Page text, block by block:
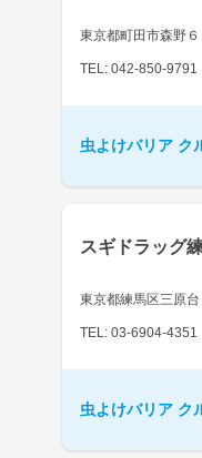
東京都町田市森野６
TEL: 042-850-9791
虫よけバリア ク
スギドラッグ
東京都練馬区三原台
TEL: 03-6904-4351
虫よけバリア ク